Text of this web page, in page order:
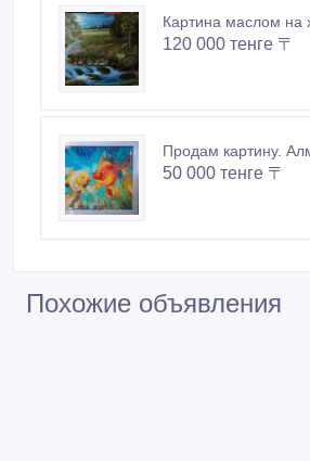
Картина маслом на
120 000 тенге 〒
Продам картину.
50 000 тенге 〒
Похожие объявления